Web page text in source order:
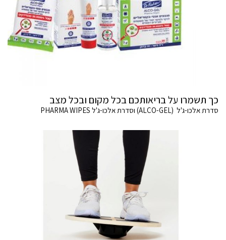
כך תשמרו על בריאותכם בכל מקום ובכל מצב
סדרת אלכו-ג'ל (ALCO-GEL) וסדרת אלכו-ג'ל PHARMA WIPES